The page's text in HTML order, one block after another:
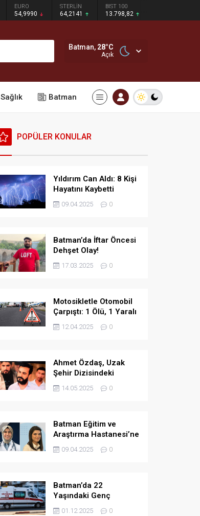
EURO
54,9990
STERLİN
64,2141
BIST 100
13.798,82
Batman, 28°C
Açık
Sağlık Batman
POPÜLER KONULAR
Yıldırım Can Aldı: 8 Kişi
Hayatını Kaybetti
09.04.2025 0
Batman’da İftar Öncesi
Dehşet Olay!
17.03.2025 0
Motosikletle Otomobil
Çarpıştı: 1 Ölü, 1 Yaralı
12.04.2025 0
Ahmet Özdaş, Uzak
Şehir Dizisindeki
Performansıyla Beğeni
Topladı
14.05.2025 0
Batman Eğitim ve
Araştırma Hastanesi’ne
İki Yeni Uzman Hekim
09.04.2025 0
Batman’da 22
Yaşındaki Genç
Yaşamına Son Verdi
01.12.2025 0